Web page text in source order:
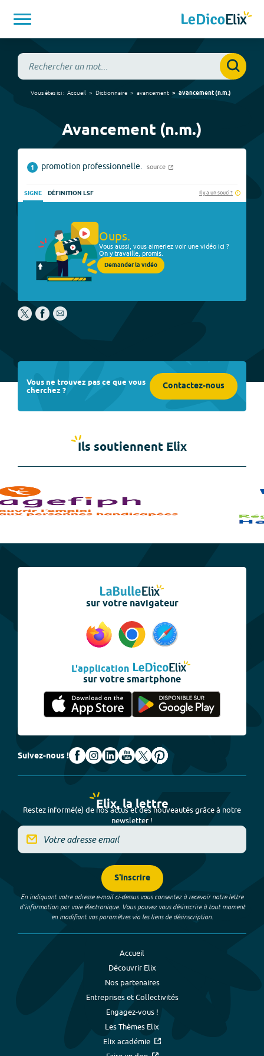
Vous êtes ici : Accueil Dictionnaire avancement avancement(n.m.)
Avancement (n.m.)
1 promotion professionnelle. source
SIGNE DÉFINITION LSF Il y a un souci ?
Oups.
Vous aussi, vous aimeriez voir une vidéo ici ?
On y travaille, promis.
Demander la vidéo
Vous ne trouvez pas ce que vous
cherchez ? Contactez-nous
Ils soutiennent Elix
sur votre navigateur
L'application
sur votre smartphone
Suivez-nous !
Elix, la lettre
Restez informé(e) de nos actus et des nouveautés grâce à notre
newsletter !
S'inscrire
En indiquant votre adresse e-mail ci-dessus vous consentez à recevoir notre lettre
d’information par voie électronique. Vous pouvez vous désinscrire à tout moment
en modifiant vos paramètres via les liens de désinscription.
Accueil
Découvrir Elix
Nos partenaires
Entreprises et Collectivités
Engagez-vous !
Les Thèmes Elix
Elix académie